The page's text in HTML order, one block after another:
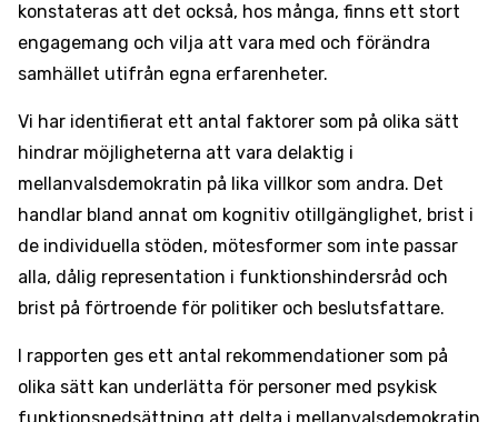
konstateras att det också, hos många, finns ett stort
engagemang och vilja att vara med och förändra
samhället utifrån egna erfarenheter.
Vi har identifierat ett antal faktorer som på olika sätt
hindrar möjligheterna att vara delaktig i
mellanvalsdemokratin på lika villkor som andra. Det
handlar bland annat om kognitiv otillgänglighet, brist i
de individuella stöden, mötesformer som inte passar
alla, dålig representation i funktionshindersråd och
brist på förtroende för politiker och beslutsfattare.
I rapporten ges ett antal rekommendationer som på
olika sätt kan underlätta för personer med psykisk